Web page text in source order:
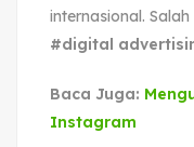
internasional.
#digital
Baca Juga:
Instagram